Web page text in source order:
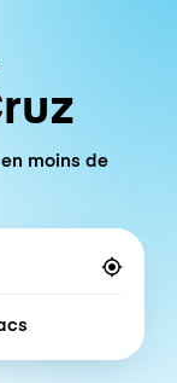
moins de
of bags